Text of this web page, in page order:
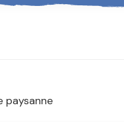
paysanne